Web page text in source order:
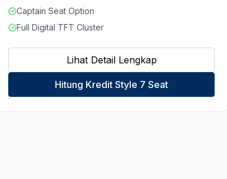
Captain Seat Option
Full Digital TFT Cluster
Lihat Detail Lengkap
Hitung Kredit Style 7 Seat